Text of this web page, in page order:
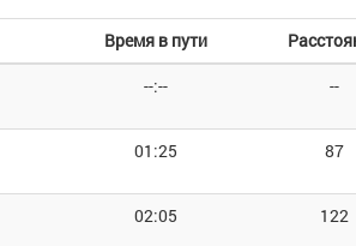
Время в пути
--:-- --
01:25 87
02:05 122